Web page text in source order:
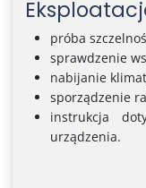
próba
sprawdzenie
nabijanie
sporządzenie
instrukcja
urządzenia.